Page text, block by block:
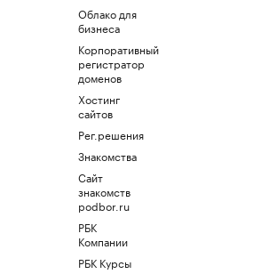
Облако для
бизнеса
Корпоративный
регистратор
доменов
Хостинг
сайтов
Рег.решения
Знакомства
Сайт
знакомств
podbor.ru
РБК
Компании
РБК Курсы